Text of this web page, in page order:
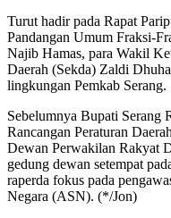
Turut hadir pada Rapat
Pandangan Umum Fraksi-
Najib Hamas, para Wakil
Daerah (Sekda) Zaldi
lingkungan Pemkab Serang.
Sebelumnya Bupati Serang
Rancangan Peraturan
Dewan Perwakilan Rakyat
gedung dewan setempat
raperda fokus pada
Negara (ASN). (*/Jon)